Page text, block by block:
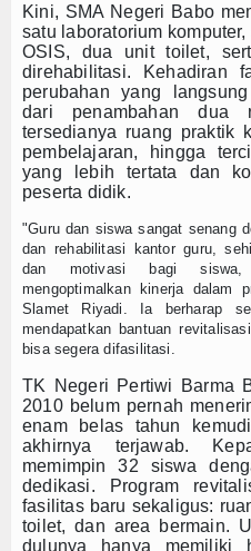
Kini, SMA Negeri Babo
satu laboratorium
OSIS, dua unit toilet,
direhabilitasi. Kehadiran
perubahan yang
dari penambahan dua
tersedianya ruang praktik
pembelajaran, hingga
yang lebih tertata dan
peserta didik.
"Guru dan siswa sangat senang
dan rehabilitasi kantor guru,
dan motivasi bagi siswa,
mengoptimalkan kinerja dalam
Slamet Riyadi. Ia berharap
mendapatkan bantuan
bisa segera difasilitasi.
TK Negeri Pertiwi Barma
2010 belum pernah
enam belas tahun
akhirnya terjawab.
memimpin 32 siswa
dedikasi. Program
fasilitas baru sekaligus:
toilet, dan area bermain.
dulunya hanya memiliki